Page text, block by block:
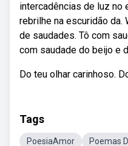
intercadências de luz no
rebrilhe na escuridão da.
de saudades. Tô com
com saudade do beijo e
Do teu olhar carinhoso.
Tags
PoesiaAmor Poemas